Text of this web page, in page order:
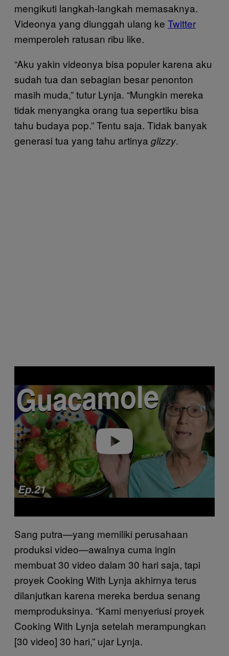
mengikuti langkah-langkah memasaknya.
Videonya yang diunggah ulang ke Twitter
memperoleh ratusan ribu like.
“Aku yakin videonya bisa populer karena aku
sudah tua dan sebagian besar penonton
masih muda,” tutur Lynja. “Mungkin mereka
tidak menyangka orang tua sepertiku bisa
tahu budaya pop.” Tentu saja. Tidak banyak
generasi tua yang tahu artinya glizzy.
Play video
Sang putra—yang memiliki perusahaan
produksi video—awalnya cuma ingin
membuat 30 video dalam 30 hari saja, tapi
proyek Cooking With Lynja akhirnya terus
dilanjutkan karena mereka berdua senang
memproduksinya. “Kami menyeriusi proyek
Cooking With Lynja setelah merampungkan
[30 video] 30 hari,” ujar Lynja.